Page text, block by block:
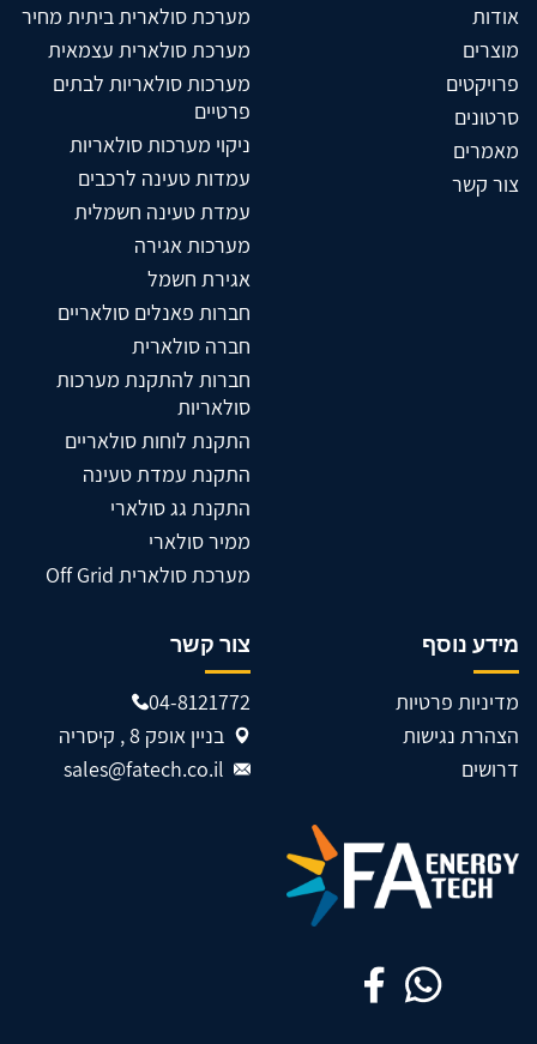
אודות
מוצרים
פרויקטים
סרטונים
מאמרים
צור קשר
מערכת סולארית ביתית מחיר
מערכת סולארית עצמאית
מערכות סולאריות לבתים
פרטיים
ניקוי מערכות סולאריות
עמדות טעינה לרכבים
עמדת טעינה חשמלית
מערכות אגירה
אגירת חשמל
חברות פאנלים סולאריים
חברה סולארית
חברות להתקנת מערכות
סולאריות
התקנת לוחות סולאריים
התקנת עמדת טעינה
התקנת גג סולארי
ממיר סולארי
מערכת סולארית Off Grid
מידע נוסף
מדיניות פרטיות
הצהרת נגישות
דרושים
צור קשר
04-8121772
בניין אופק 8 , קיסריה
sales@fatech.co.il